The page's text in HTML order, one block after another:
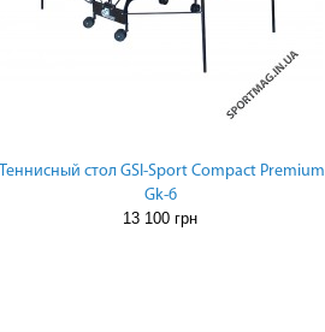
Теннисный стол GSI-Sport Compact Premium
Gk-6
13 100 грн